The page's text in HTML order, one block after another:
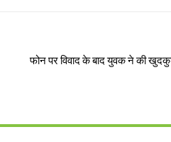
फोन पर विवाद के बाद युवक ने की